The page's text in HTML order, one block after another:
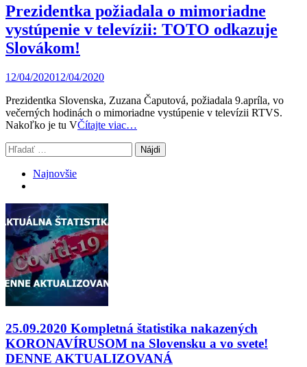
Prezidentka požiadala o mimoriadne
vystúpenie v televízii: TOTO odkazuje
Slovákom!
12/04/202012/04/2020
Prezidentka Slovenska, Zuzana Čaputová, požiadala 9.apríla, vo
večerných hodinách o mimoriadne vystúpenie v televízii RTVS.
Nakoľko je tu VČítajte viac…
Hľadať:
Najnovšie
25.09.2020 Kompletná štatistika nakazených
KORONAVÍRUSOM na Slovensku a vo svete!
DENNE AKTUALIZOVANÁ